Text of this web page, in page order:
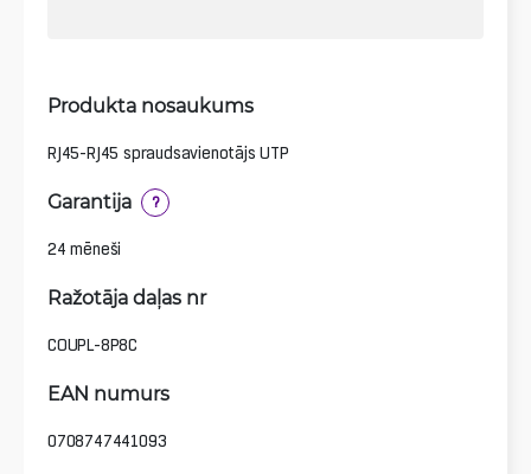
Produkta nosaukums
RJ45-RJ45 spraudsavienotājs UTP
Garantija ?
24 mēneši
Ražotāja daļas nr
COUPL-8P8C
EAN numurs
0708747441093